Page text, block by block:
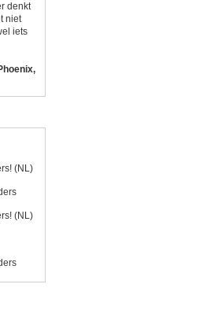
denkt
niet
iets
(NL)
(NL)